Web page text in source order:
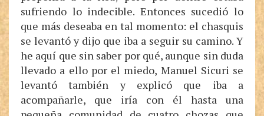
sufriendo lo indecible. Entonces sucedió lo
que más deseaba en tal momento: el chasquis
se levantó y dijo que iba a seguir su camino. Y
he aquí que sin saber por qué, aunque sin duda
llevado a ello por el miedo, Manuel Sicuri se
levantó también y explicó que iba a
acompañarle, que iría con él hasta una